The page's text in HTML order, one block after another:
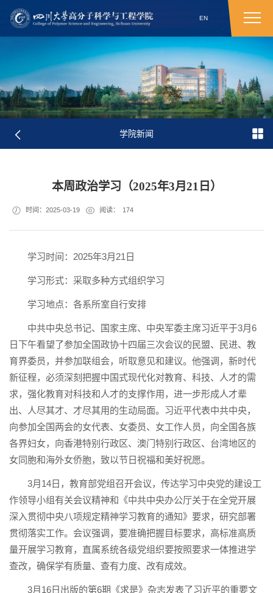
EN
学院新闻
本周政治学习（2025年3月21日）
时间：2025-03-19 阅读： 174
学习时间：2025年3月21日
学习形式：采取多种方式组织学习
学习地点：各系所室自行安排
中共中央总书记、国家主席、中央军委主席习近平于3月6
日下午看望了参加全国政协十四届三次会议的民盟、民进、教
育界委员，并参加联组会，听取意见和建议。他强调，新时代
新征程，必须深刻把握中国式现代化对教育、科技、人才的需
求，强化教育对科技和人才的支撑作用，进一步形成人才辈
出、人尽其才、才尽其用的生动局面。习近平代表中共中央，
向参加全国两会的女代表、女委员、女工作人员，向全国各族
各界妇女，向香港特别行政区、澳门特别行政区、台湾地区的
女同胞和海外女侨胞，致以节日祝福和美好祝愿。
3月14日，教育部党组召开会议，传达学习中央党的建设工
作领导小组有关会议精神和《中共中央办公厅关于在全党开展
深入贯彻中央八项规定精神学习教育的通知》要求，研究部署
贯彻落实工作。会议强调，要准确把握目标要求，高标准高质
量开展学习教育，直属系统各级党组织要按照要求一体推进学
查改，确保学有质量、查有力度、改有成效。
3月16日出版的第6期《求是》杂志发表了习近平的重要文